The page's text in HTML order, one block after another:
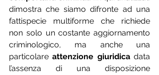
dimostra che siamo difronte ad una
fattispecie multiforme che richiede
non solo un costante aggiornamento
criminologico, ma anche una
particolare attenzione giuridica data
l’assenza di una disposizione